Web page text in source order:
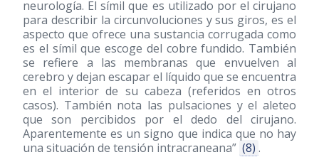
neurología. El símil que es utilizado por el cirujano
para describir la circunvoluciones y sus giros, es el
aspecto que ofrece una sustancia corrugada como
es el símil que escoge del cobre fundido. También
se refiere a las membranas que envuelven al
cerebro y dejan escapar el líquido que se encuentra
en el interior de su cabeza (referidos en otros
casos). También nota las pulsaciones y el aleteo
que son percibidos por el dedo del cirujano.
Aparentemente es un signo que indica que no hay
una situación de tensión intracraneana” (8) .